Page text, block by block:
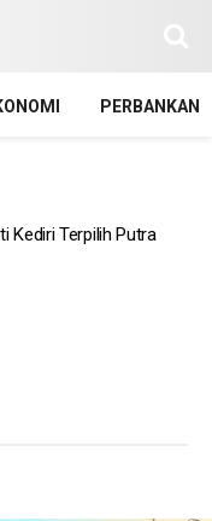
PERBANKAN
Kediri Terpilih Putra